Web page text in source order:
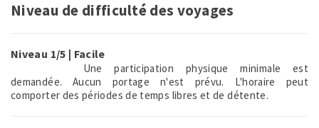
Niveau de difficulté des voyages
Niveau 1/5 | Facile
Une participation physique minimale est
demandée. Aucun portage n'est prévu. L'horaire peut
comporter des périodes de temps libres et de détente.